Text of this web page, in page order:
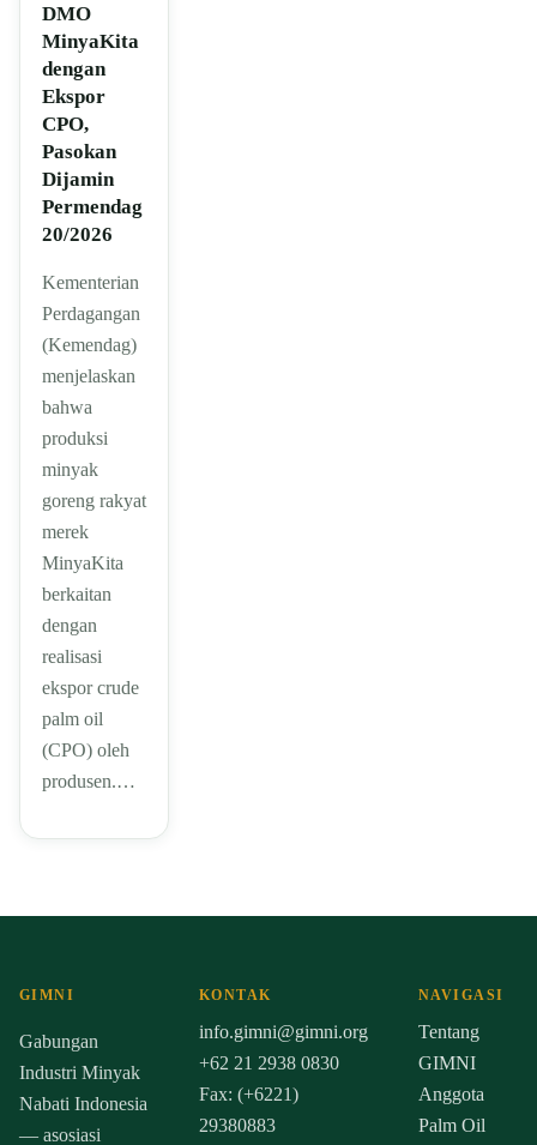
DMO
MinyaKita
dengan
Ekspor
CPO,
Pasokan
Dijamin
Permendag
20/2026
Kementerian
Perdagangan
(Kemendag)
menjelaskan
bahwa
produksi
minyak
goreng rakyat
merek
MinyaKita
berkaitan
dengan
realisasi
ekspor crude
palm oil
(CPO) oleh
produsen.…
GIMNI
Gabungan
Industri Minyak
Nabati Indonesia
— asosiasi
KONTAK
info.gimni@gimni.org
+62 21 2938 0830
Fax: (+6221)
29380883
NAVIGASI
Tentang
GIMNI
Anggota
Palm Oil